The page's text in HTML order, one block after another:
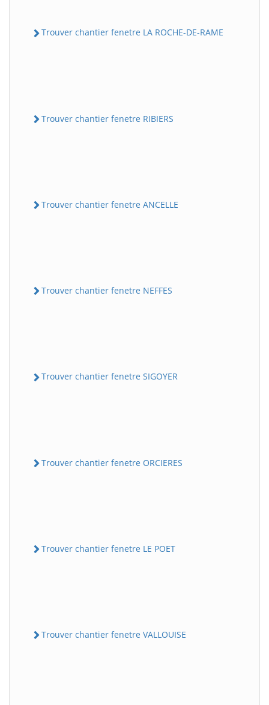
Trouver chantier fenetre LA ROCHE-DE-RAME
Trouver chantier fenetre RIBIERS
Trouver chantier fenetre ANCELLE
Trouver chantier fenetre NEFFES
Trouver chantier fenetre SIGOYER
Trouver chantier fenetre ORCIERES
Trouver chantier fenetre LE POET
Trouver chantier fenetre VALLOUISE